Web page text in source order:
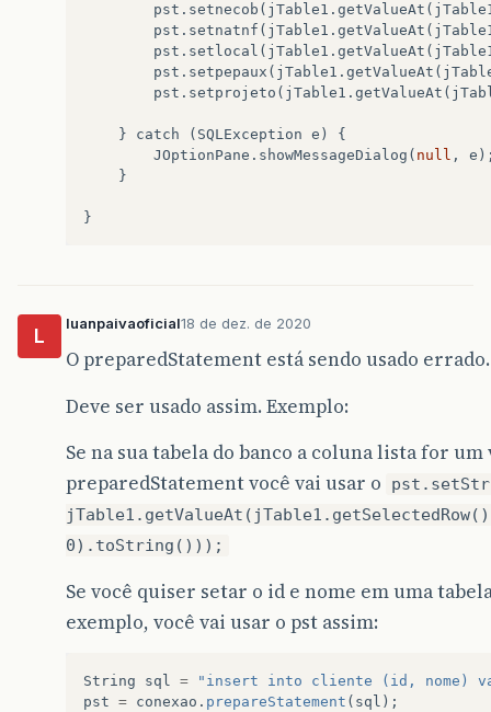
pst.setnecob ( jTable1.getValueAt (
pst.setnatnf ( jTable1.getValueAt (
pst.setlocal ( jTable1.getValueAt (
pst.setpepaux ( jTable1.getValueAt (
pst.setprojeto ( jTable1.getValueAt (
} catch ( SQLException e )
{
JOptionPane.showMessageDialog ( null , e
}
}
L
luanpaivaoficial18 de dez. de 2020
O preparedStatement está sendo usado errado.
Deve ser usado assim. Exemplo:
Se na sua tabela do banco a coluna lista for
preparedStatement você vai usar o
0).toString()));
Se você quiser setar o id e nome em uma
exemplo, você vai usar o pst assim:
String sql =
"insert into cliente (id, nome)
pst = conexao . prepareStatement ( sql );